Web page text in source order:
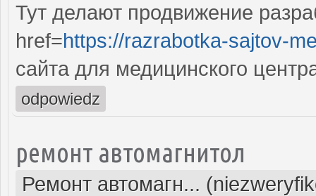
Тут делают продвижение
href=https://razrabotka-sajtov-
сайта для медицинского
odpowiedz
ремонт автомагнитол
Ремонт автомагн...